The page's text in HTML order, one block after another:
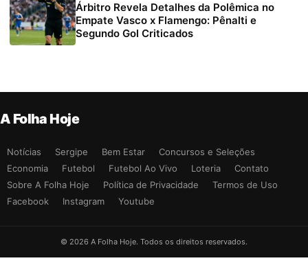
Árbitro Revela Detalhes da Polêmica no
Empate Vasco x Flamengo: Pênalti e
Segundo Gol Criticados
A Folha Hoje
Notícias Sergipe Bem Estar
Concursos e Seleções
Economia
Futebol Futebol Ao Vivo Loteria
Contato
Sobre A Folha Hoje
Política de Privacidade
Termos de Uso
Facebook
Instagram Youtube
© 2026 A Folha Hoje. Todos os direitos reservados.